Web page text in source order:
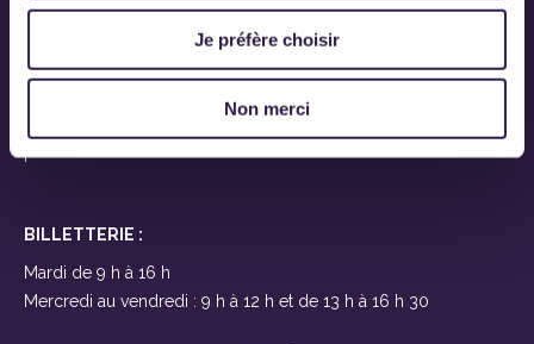
Je préfère choisir
Non merci
(Québec) G6E 1E6
Près de Lévis et Québec
À seulement 25 minutes des ponts
F
BILLETTERIE :
Mardi de 9 h à 16 h
Mercredi au vendredi : 9 h à 12 h et de 13 h à 16 h 30